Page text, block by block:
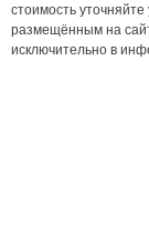
стоимость
размещённым на
исключительно в